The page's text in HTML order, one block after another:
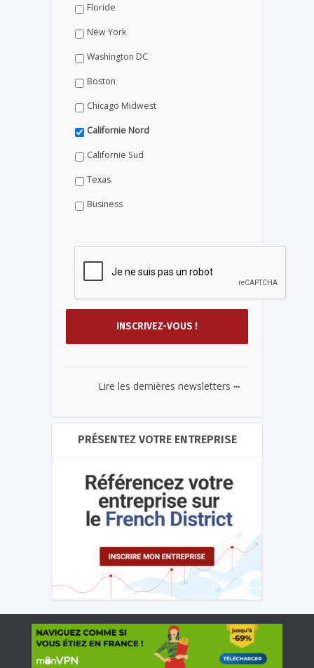
Floride
New York
Washington DC
Boston
Chicago Midwest
Californie Nord
Californie Sud
Texas
Business
Lire les dernières newsletters ...
PRÉSENTEZ VOTRE ENTREPRISE